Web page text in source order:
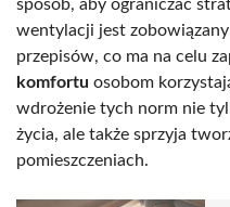
sposób, aby ograniczać
wentylacji jest
przepisów, co ma na celu
komfortu osobom
wdrożenie tych norm nie
życia, ale także sprzyja
pomieszczeniach.